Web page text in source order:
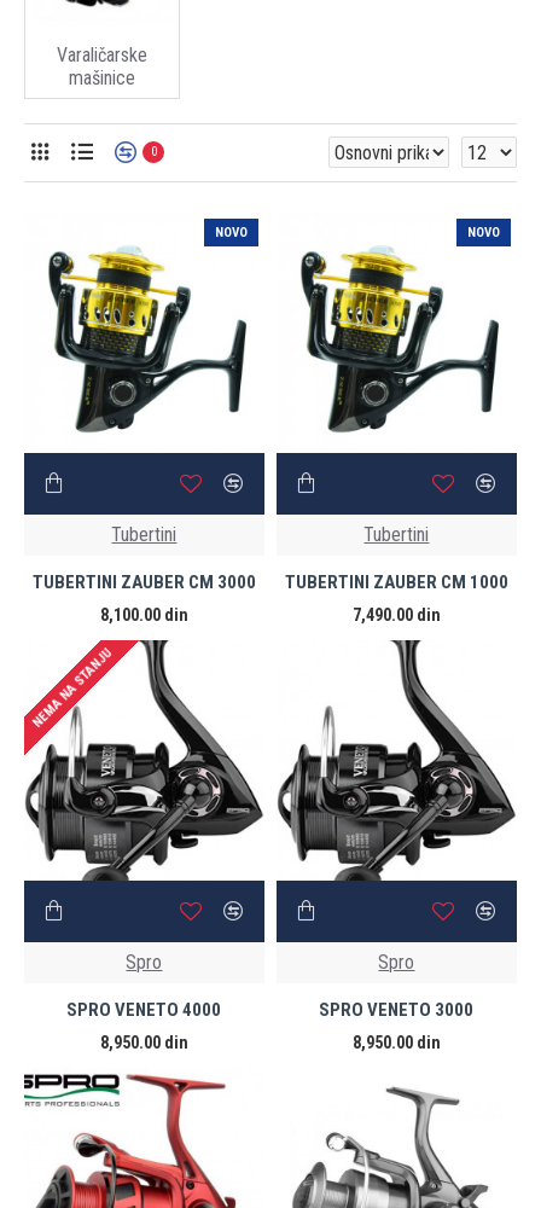
Varaličarske
mašinice
0
NOVO
Tubertini
TUBERTINI ZAUBER CM 3000
8,100.00 din
NOVO
Tubertini
TUBERTINI ZAUBER CM 1000
7,490.00 din
NEMA NA STANJU
Spro
SPRO VENETO 4000
8,950.00 din
Spro
SPRO VENETO 3000
8,950.00 din